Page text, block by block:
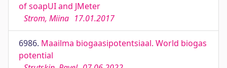
of soapUI and JMeter
Strom, Miina 17.01.2017
6986. Maailma biogaasipotentsiaal. World biogas
potential